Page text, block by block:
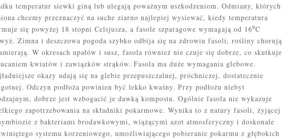
temperatur siewki giną lub ulegają poważnym uszkodzeniom. Odmiany, których
chcemy przeznaczyć na suche ziarno najlepiej wysiewać, kiedy temperatura
się powyżej 18 stopni Celsjusza, a fasole szparagowe wymagają od 16⁰C
Zimna i deszczowa pogoda szybko odbija się na zdrowiu fasoli, rośliny chorują
W okresach upałów i susz, fasola również nie czuje się dobrze, co skutkuje
kwiatów i zawiązków strąków. Fasola ma duże wymagania glebowe.
okazy udają się na glebie przepuszczalnej, próchniczej, dostatecznie
Odczyn podłoża powinien być lekko kwaśny. Przy podłożu niebyt
dobrze jest wzbogacić je dawką kompostu. Ogólnie fasola nie wykazuje
zapotrzebowania na składniki pokarmowe. Wynika to z natury fasoli, żyjącej
z bakteriami brodawkowymi, wiążącymi azot atmosferyczny i doskonale
systemu korzeniowego, umożliwiającego pobieranie pokarmu z głębokich